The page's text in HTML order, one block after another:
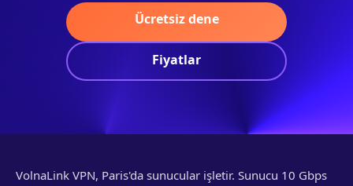
Ücretsiz dene
Fiyatlar
VolnaLink VPN, Paris'da sunucular işletir. Sunucu 10 Gbps